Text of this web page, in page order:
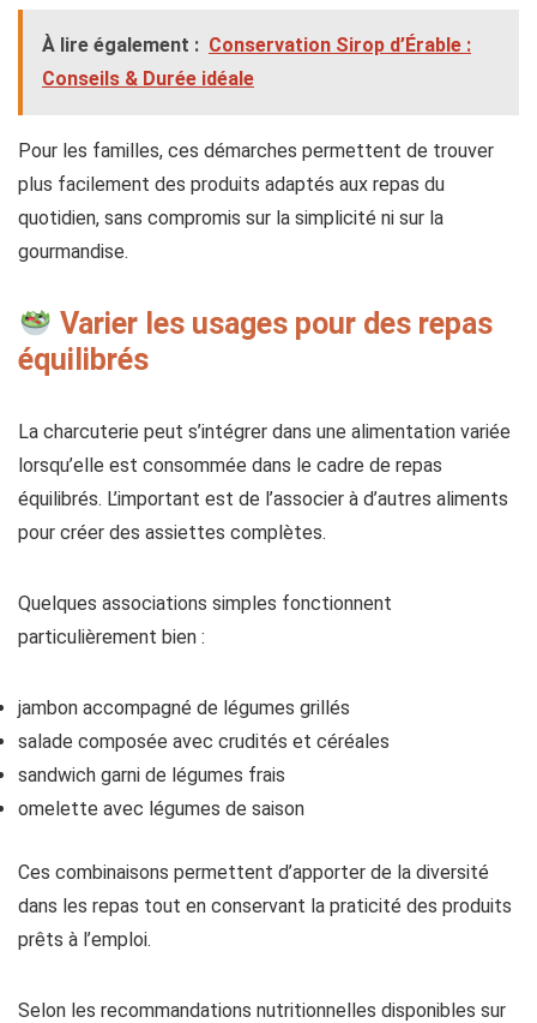
À lire également : Conservation Sirop d’Érable :
Conseils & Durée idéale
Pour les familles, ces démarches permettent de trouver
plus facilement des produits adaptés aux repas du
quotidien, sans compromis sur la simplicité ni sur la
gourmandise.
Varier les usages pour des repas
équilibrés
La charcuterie peut s’intégrer dans une alimentation variée
lorsqu’elle est consommée dans le cadre de repas
équilibrés. L’important est de l’associer à d’autres aliments
pour créer des assiettes complètes.
Quelques associations simples fonctionnent
particulièrement bien :
jambon accompagné de légumes grillés
salade composée avec crudités et céréales
sandwich garni de légumes frais
omelette avec légumes de saison
Ces combinaisons permettent d’apporter de la diversité
dans les repas tout en conservant la praticité des produits
prêts à l’emploi.
Selon les recommandations nutritionnelles disponibles sur